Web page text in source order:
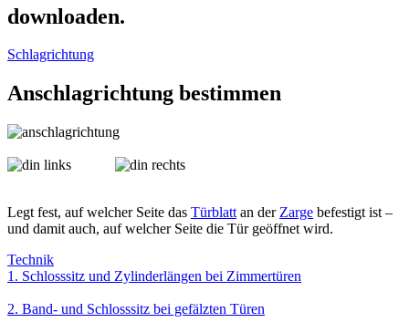
downloaden.
Schlagrichtung
Anschlagrichtung bestimmen
Legt fest, auf welcher Seite das Türblatt an der Zarge befestigt ist –
und damit auch, auf welcher Seite die Tür geöffnet wird.
Technik
1. Schlosssitz und Zylinderlängen bei Zimmertüren
2. Band- und Schlosssitz bei gefälzten Türen